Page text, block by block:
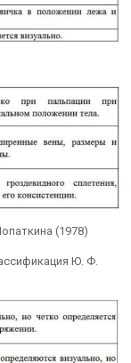
(1978)
Ю. Ф.